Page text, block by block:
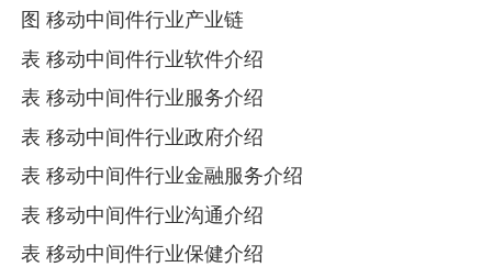
图 移动中间件行业产业链
表 移动中间件行业软件介绍
表 移动中间件行业服务介绍
表 移动中间件行业政府介绍
表 移动中间件行业金融服务介绍
表 移动中间件行业沟通介绍
表 移动中间件行业保健介绍